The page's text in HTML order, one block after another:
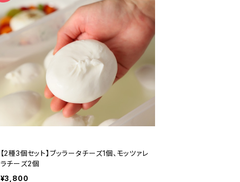
【2種3個セット】ブッラータチーズ1個、モッツァレ
ラチーズ2個
¥3,800